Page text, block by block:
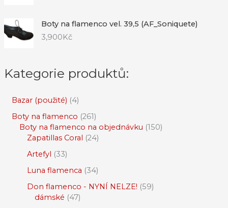
Boty na flamenco vel. 39,5 (AF_Soniquete)
3,900Kč
Kategorie produktů:
Bazar (použité) 4
Boty na flamenco 261
Boty na flamenco na objednávku 150
Zapatillas Coral 24
Artefyl 33
Luna flamenca 34
Don flamenco - NYNÍ NELZE! 59
dámské 47